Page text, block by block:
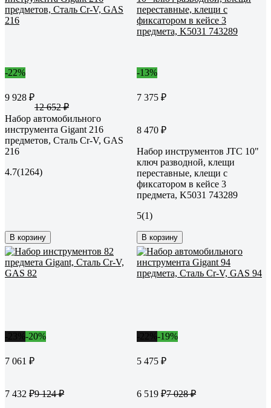
-22%
9 928 ₽
12 652 ₽
Набор автомобильного
инструмента Gigant 216
предметов, Сталь Cr-V, GAS
216
4.7(1264)
В корзину
-13%
7 375 ₽
8 470 ₽
Набор инструментов JTC 10"
ключ разводной, клещи
переставные, клещи с
фиксатором в кейсе 3
предмета, K5031 743289
5(1)
В корзину
-20%
7 061 ₽
7 432 ₽9 124 ₽
-19%
5 475 ₽
6 519 ₽7 028 ₽